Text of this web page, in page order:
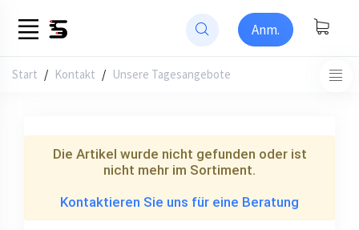
Anm.
Start / Kontakt Unsere Tagesangebote
Die Artikel wurde nicht gefunden oder ist
nicht mehr im Sortiment.
Kontaktieren Sie uns für eine Beratung